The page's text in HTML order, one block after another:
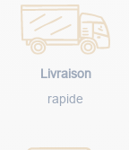
Livraison
rapide